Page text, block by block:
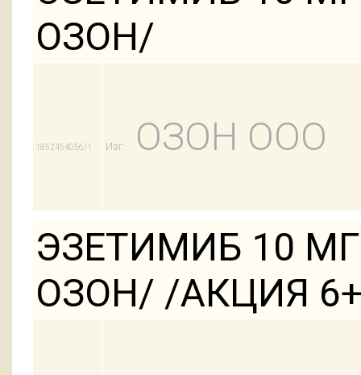
ОЗОН/
1852454056/1 Изг: ОЗОН ООО
ЭЗЕТИМИБ 10
ОЗОН/ /АКЦИЯ